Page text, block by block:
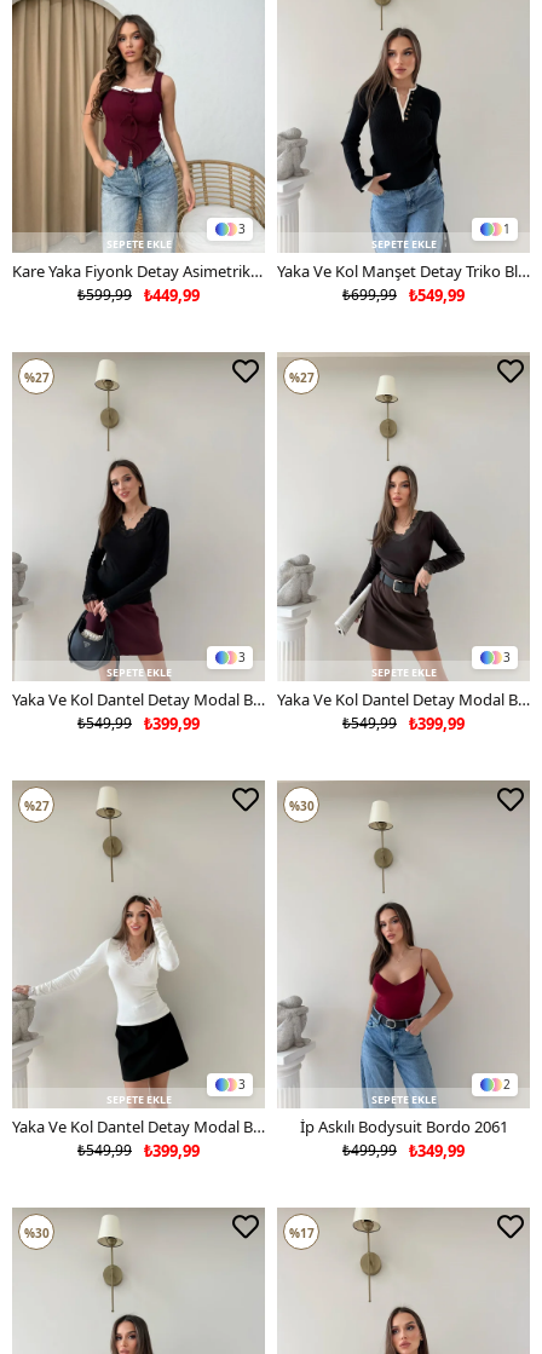
3
SEPETE EKLE
Kare Yaka Fiyonk Detay Asimetrik Ottoman Bluz Bordo 2103
₺449,99
₺599,99
1
SEPETE EKLE
Yaka Ve Kol Manşet Detay Triko Bluz Siyah 2066
₺549,99
₺699,99
3
SEPETE EKLE
Yaka Ve Kol Dantel Detay Modal Bluz Siyah 2064
₺399,99
₺549,99
%27
3
SEPETE EKLE
Yaka Ve Kol Dantel Detay Modal Bluz Kahve 2064
₺399,99
₺549,99
%27
3
SEPETE EKLE
Yaka Ve Kol Dantel Detay Modal Bluz Beyaz 2064
₺399,99
₺549,99
%27
2
SEPETE EKLE
İp Askılı Bodysuit Bordo 2061
₺349,99
₺499,99
%30
%30 %17